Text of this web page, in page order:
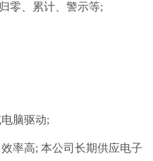
零、累计、警示等;
脑驱动;
率高; 本公司长期供应电子